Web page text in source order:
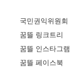
국민권익위원회
꿈뜰 링크트리
꿈뜰 인스타그램
꿈뜰 페이스북